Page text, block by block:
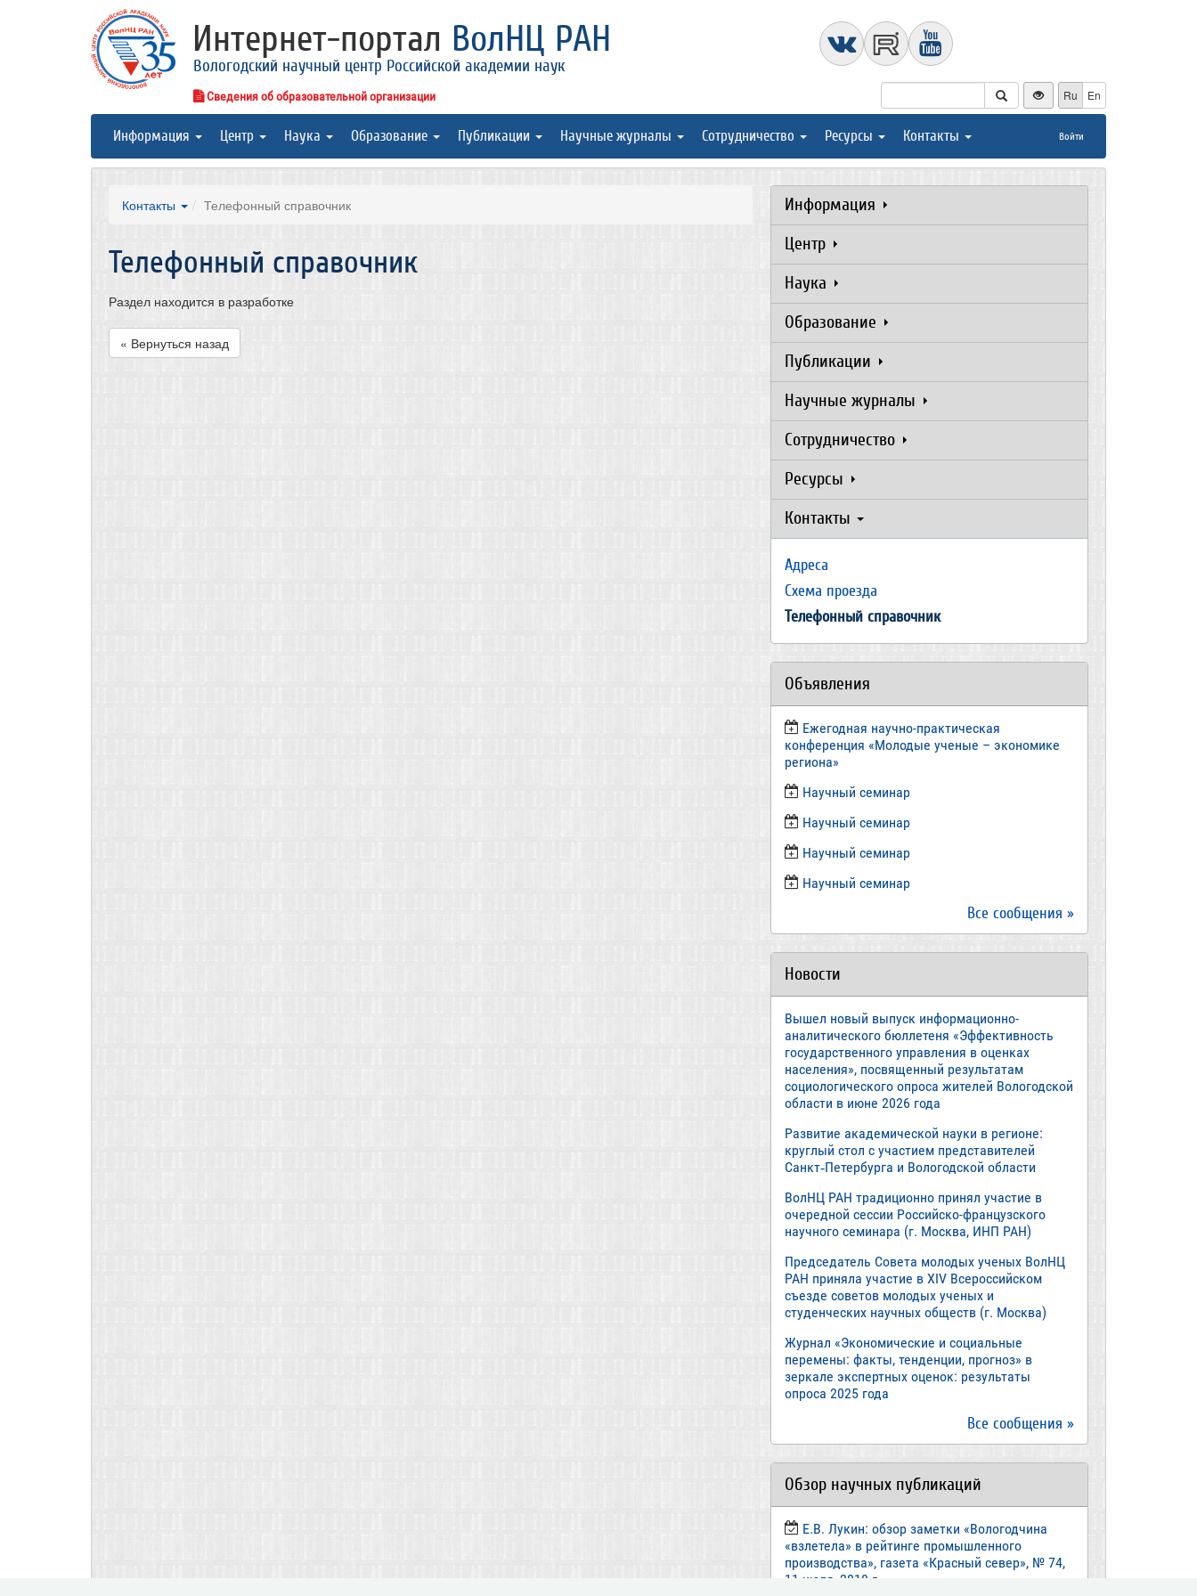
Интернет-портал ВолНЦ РАН
Вологодский научный центр Российской академии наук
Сведения об образовательной организации Ru En
Информация Центр Наука Образование Публикации Научные журналы Сотрудничество Ресурсы Контакты Войти
Контакты Телефонный справочник
Телефонный справочник
Раздел находится в разработке
« Вернуться назад
Информация
Центр
Наука
Образование
Публикации
Научные журналы
Сотрудничество
Ресурсы
Контакты
Адреса
Схема проезда
Телефонный справочник
Объявления
Ежегодная научно-практическая
конференция «Молодые ученые – экономике
региона»
​Научный семинар
​Научный семинар
Научный семинар
​Научный семинар
Все сообщения »
Новости
Вышел новый выпуск информационно-
аналитического бюллетеня «Эффективность
государственного управления в оценках
населения», посвященный результатам
социологического опроса жителей Вологодской
области в июне 2026 года
Развитие академической науки в регионе:
круглый стол с участием представителей
Санкт‑Петербурга и Вологодской области
ВолНЦ РАН традиционно принял участие в
очередной сессии Российско-французского
научного семинара (г. Москва, ИНП РАН)
Председатель Совета молодых ученых ВолНЦ
РАН приняла участие в XIV Всероссийском
съезде советов молодых ученых и
студенческих научных обществ (г. Москва)
Журнал «Экономические и социальные
перемены: факты, тенденции, прогноз» в
зеркале экспертных оценок: результаты
опроса 2025 года
Все сообщения »
Обзор научных публикаций
Е.В. Лукин: обзор заметки «Вологодчина
«взлетела» в рейтинге промышленного
производства», газета «Красный север», № 74,
11 июля, 2018 г.